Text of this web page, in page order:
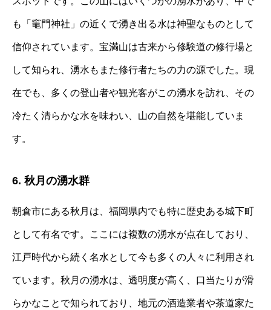
も「竈門神社」の近くで湧き出る水は神聖なものとして
信仰されています。宝満山は古来から修験道の修行場と
して知られ、湧水もまた修行者たちの力の源でした。現
在でも、多くの登山者や観光客がこの湧水を訪れ、その
冷たく清らかな水を味わい、山の自然を堪能していま
す。
6. 秋月の湧水群
朝倉市にある秋月は、福岡県内でも特に歴史ある城下町
として有名です。ここには複数の湧水が点在しており、
江戸時代から続く名水として今も多くの人々に利用され
ています。秋月の湧水は、透明度が高く、口当たりが滑
らかなことで知られており、地元の酒造業者や茶道家た